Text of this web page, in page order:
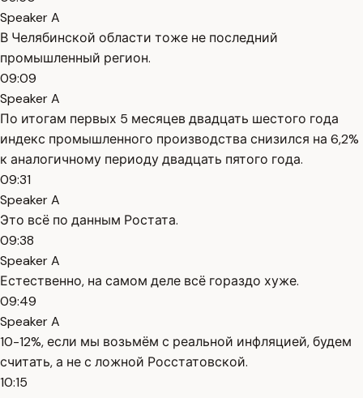
Speaker A
В Челябинской области тоже не последний
промышленный регион.
09:09
Speaker A
По итогам первых 5 месяцев двадцать шестого года
индекс промышленного производства снизился на 6,2%
к аналогичному периоду двадцать пятого года.
09:31
Speaker A
Это всё по данным Ростата.
09:38
Speaker A
Естественно, на самом деле всё гораздо хуже.
09:49
Speaker A
10-12%, если мы возьмём с реальной инфляцией, будем
считать, а не с ложной Росстатовской.
10:15